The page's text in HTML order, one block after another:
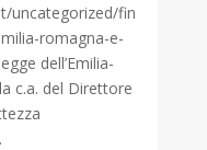
uncategorized/fin
romagna-e-
dell’Emilia-
c.a. del Direttore